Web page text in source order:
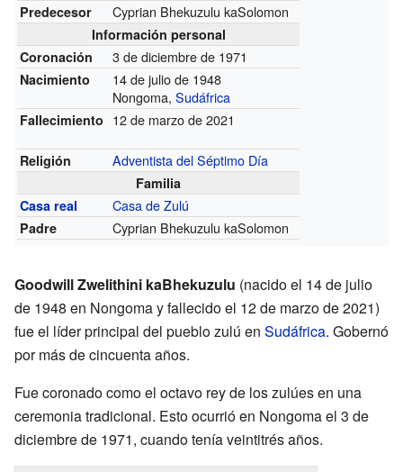
Predecesor Cyprian Bhekuzulu kaSolomon
Información personal
Coronación
3 de diciembre de 1971
Nacimiento
14 de julio de 1948
Nongoma,Sudáfrica
Fallecimiento 12 de marzo de 2021
Religión Adventista del Séptimo Día
Familia
Casa real
Casa de Zulú
Padre Cyprian Bhekuzulu kaSolomon
Goodwill Zwelithini kaBhekuzulu (nacido el 14 de julio
de 1948 en Nongoma y fallecido el 12 de marzo de 2021)
fue el líder principal del pueblo zulú en Sudáfrica. Gobernó
por más de cincuenta años.
Fue coronado como el octavo rey de los zulúes en una
ceremonia tradicional. Esto ocurrió en Nongoma el 3 de
diciembre de 1971, cuando tenía veintitrés años.